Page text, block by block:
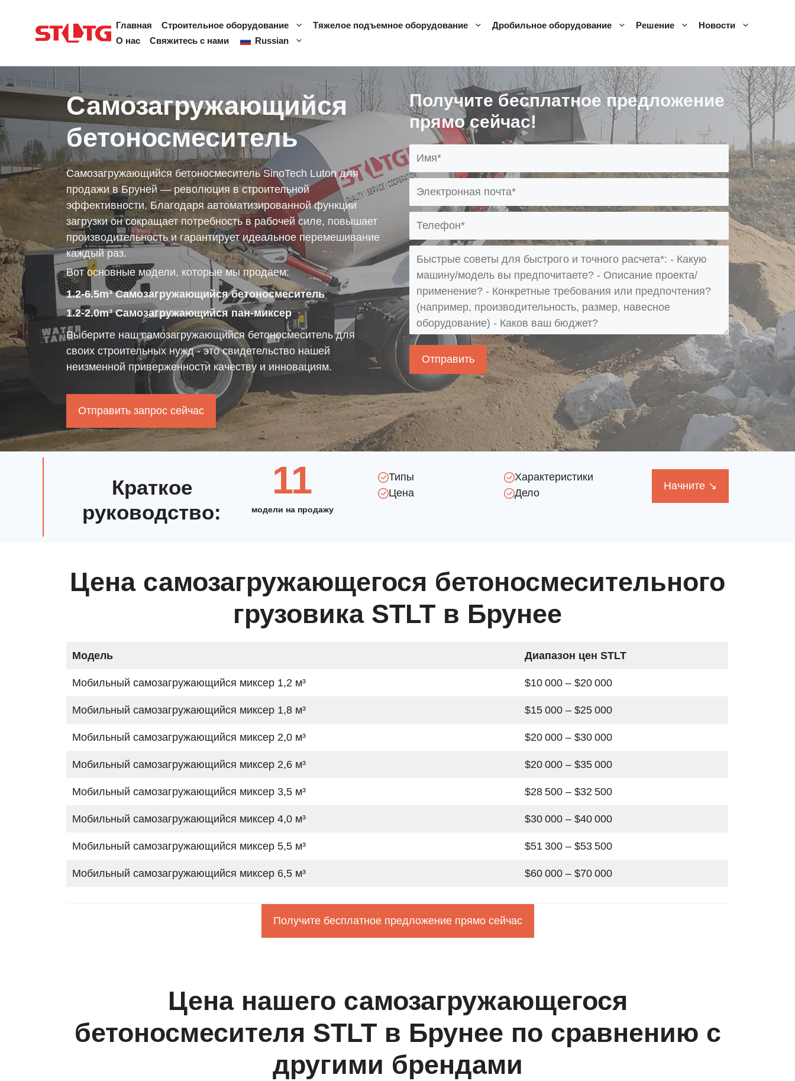
содержанию
Главная Строительное оборудование Тяжелое подъемное оборудование Дробильное оборудование Решение
Новости
О нас
Свяжитесь с нами Russian
Самозагружающийся
бетоносмеситель
Самозагружающийся бетоносмеситель SinoTech Luton для
продажи в Бруней — революция в строительной
эффективности. Благодаря автоматизированной функции
загрузки он сокращает потребность в рабочей силе, повышает
производительность и гарантирует идеальное перемешивание
каждый раз.
Вот основные модели, которые мы продаем:
1.2-6.5m³ Самозагружающийся бетоносмеситель
1.2-2.0m³ Самозагружающийся пан-миксер
Выберите наш самозагружающийся бетоносмеситель для
своих строительных нужд - это свидетельство нашей
неизменной приверженности качеству и инновациям.
Отправить запрос сейчас
Получите бесплатное предложение
прямо сейчас!
Краткое
руководство:
11
модели на продажу
Типы
Характеристики
Цена
Дело
Начните ↘
Цена самозагружающегося бетоносмесительного
грузовика STLT в Брунее
Модель Диапазон цен STLT
Мобильный самозагружающийся миксер 1,2 м³ $10 000 – $20 000
Мобильный самозагружающийся миксер 1,8 м³ $15 000 – $25 000
Мобильный самозагружающийся миксер 2,0 м³ $20 000 – $30 000
Мобильный самозагружающийся миксер 2,6 м³ $20 000 – $35 000
Мобильный самозагружающийся миксер 3,5 м³ $28 500 – $32 500
Мобильный самозагружающийся миксер 4,0 м³ $30 000 – $40 000
Мобильный самозагружающийся миксер 5,5 м³ $51 300 – $53 500
Мобильный самозагружающийся миксер 6,5 м³ $60 000 – $70 000
Получите бесплатное предложение прямо сейчас
Цена нашего самозагружающегося
бетоносмесителя STLT в Брунее по сравнению с
другими брендами